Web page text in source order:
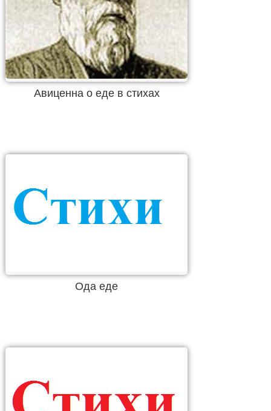
Авиценна о еде в стихах
Ода еде